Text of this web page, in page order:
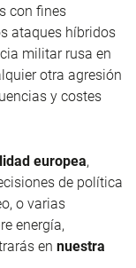
con fines
ataques híbridos
militar rusa en
otra agresión
y costes
europea,
de política
o varias
energía,
en nuestra